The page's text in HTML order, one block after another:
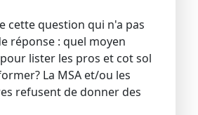
cette question qui n'a pas
réponse : quel moyen
lister les pros et cot sol
La MSA et/ou les
refusent de donner des